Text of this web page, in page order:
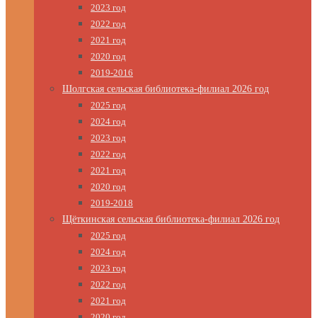
2023 год
2022 год
2021 год
2020 год
2019-2016
Шолгская сельская библиотека-филиал 2026 год
2025 год
2024 год
2023 год
2022 год
2021 год
2020 год
2019-2018
Щёткинская сельская библиотека-филиал 2026 год
2025 год
2024 год
2023 год
2022 год
2021 год